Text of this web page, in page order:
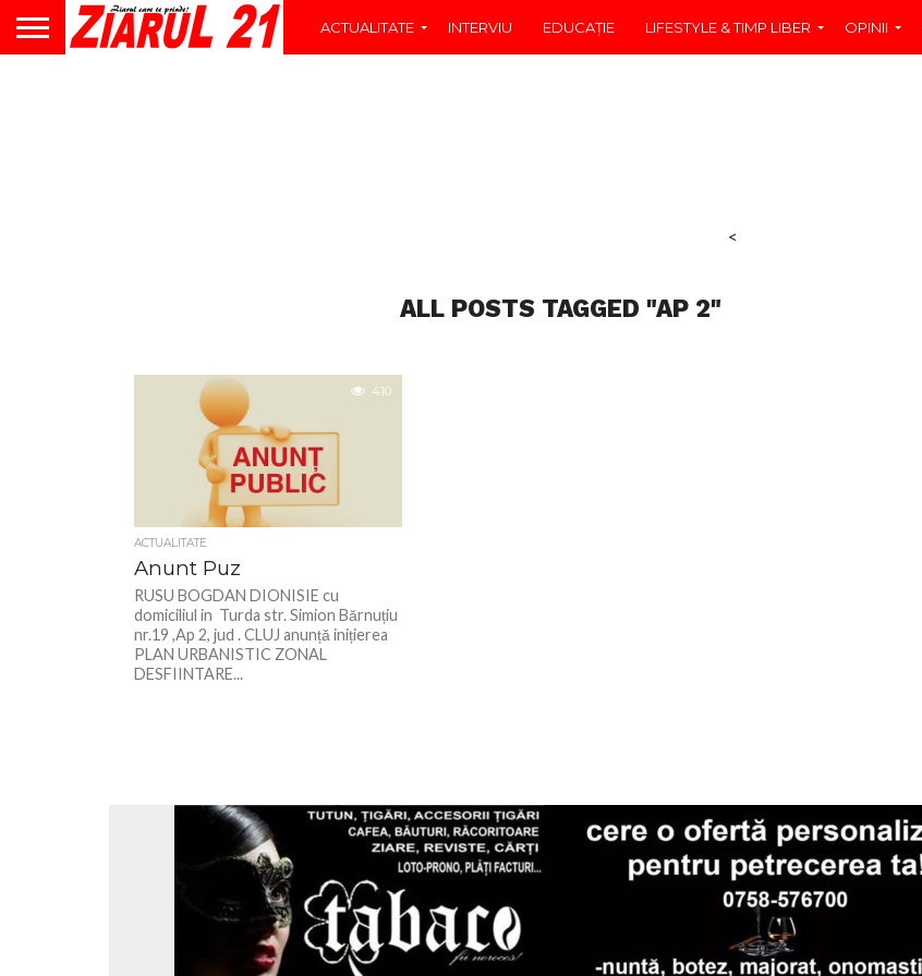
ACTUALITATE INTERVIU EDUCAŢIE LIFESTYLE & TIMP LIBER OPINII
<
ALL POSTS TAGGED "AP 2"
410
ACTUALITATE
Anunt Puz
RUSU BOGDAN DIONISIE cu
domiciliul in Turda str. Simion Bărnuțiu
nr.19 ,Ap 2, jud . CLUJ anunță inițierea
PLAN URBANISTIC ZONAL
DESFIINTARE...